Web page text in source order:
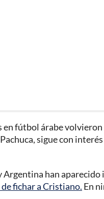
en fútbol árabe
sigue con
Argentina han
fichar a Cristiano. En